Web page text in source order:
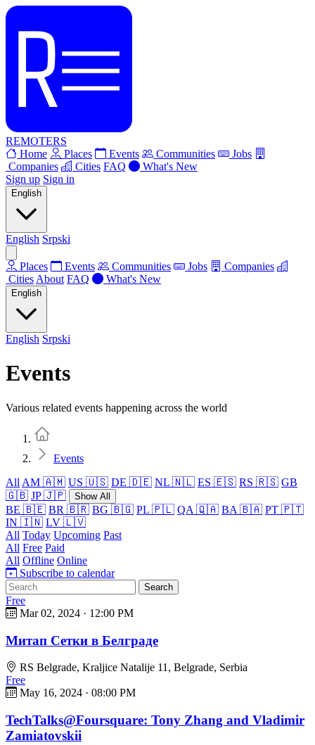
REMOTERS
Home
Places Events Communities
Jobs
Companies
Cities FAQ
What's New
Sign up Sign in
English
English Srpski
Places Events Communities Jobs
Companies
Cities About FAQ What's New
English
English Srpski
Events
Various related events happening across the world
Events
All AM 🇦🇲 US 🇺🇸 DE 🇩🇪 NL 🇳🇱 ES 🇪🇸 RS 🇷🇸 GB
🇬🇧 JP 🇯🇵 Show All
BE 🇧🇪 BR 🇧🇷 BG 🇧🇬 PL 🇵🇱 QA 🇶🇦 BA 🇧🇦 PT 🇵🇹
IN 🇮🇳 LV 🇱🇻
All Today Upcoming Past
All Free Paid
All Offline Online
Subscribe to calendar
Search
Free
Mar 02, 2024 · 12:00 PM
Митап Сетки в Белграде
RS Belgrade, Kraljice Natalije 11, Belgrade, Serbia
Free
May 16, 2024 · 08:00 PM
TechTalks@Foursquare: Tony Zhang and Vladimir
Zamiatovskii